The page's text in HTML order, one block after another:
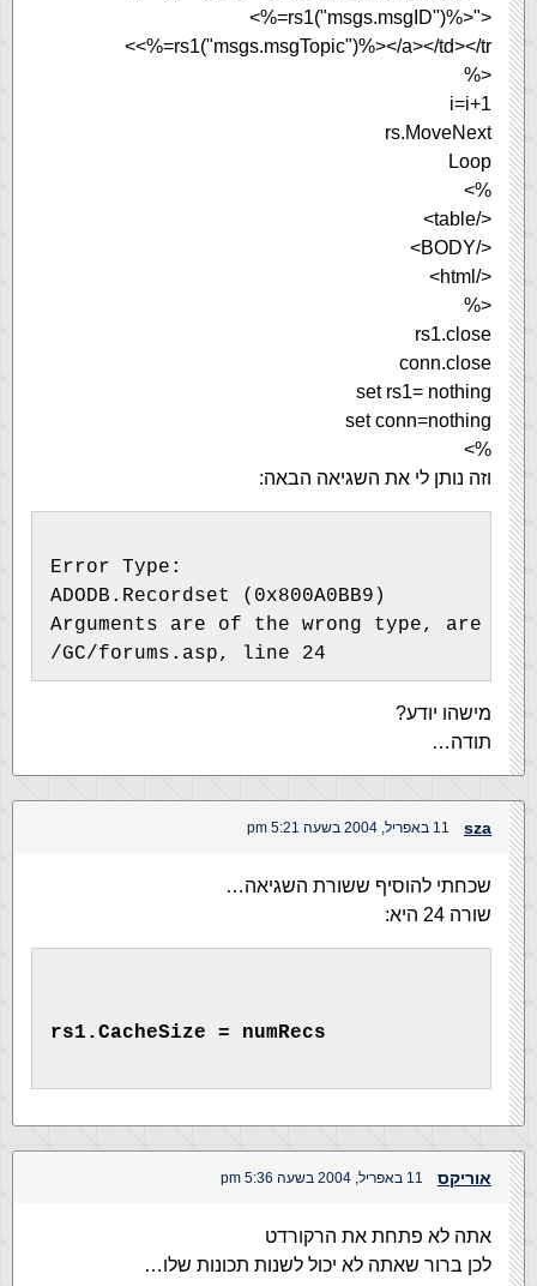
<%=rs1("msgs.msgID")%>">
<%=rs1("msgs.msgTopic")%></a></td></tr>
<%
i=i+1
rs.MoveNext
Loop
%>
</table>
</BODY>
</html>
<%
rs1.close
conn.close
set rs1= nothing
set conn=nothing
%>
וזה נותן לי את השגיאה הבאה:
Error Type:
ADODB.Recordset (0x800A0BB9)
Arguments are of the wrong type, are
/GC/forums.asp, line 24
מישהו יודע?
תודה…
sza 11 באפריל, 2004 בשעה 5:21 pm
שכחתי להוסיף ששורת השגיאה…
שורה 24 היא:
rs1.CacheSize = numRecs
אוריקס 11 באפריל, 2004 בשעה 5:36 pm
אתה לא פתחת את הרקורדט
לכן ברור שאתה לא יכול לשנות תכונות שלו…